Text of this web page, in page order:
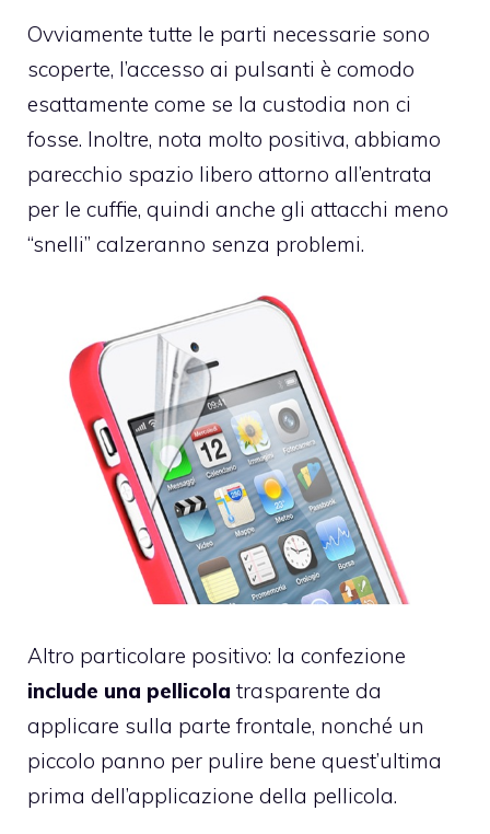
Ovviamente tutte le parti necessarie sono
scoperte, l’accesso ai pulsanti è comodo
esattamente come se la custodia non ci
fosse. Inoltre, nota molto positiva, abbiamo
parecchio spazio libero attorno all’entrata
per le cuffie, quindi anche gli attacchi meno
“snelli” calzeranno senza problemi.
Altro particolare positivo: la confezione
include una pellicola trasparente da
applicare sulla parte frontale, nonché un
piccolo panno per pulire bene quest’ultima
prima dell’applicazione della pellicola.